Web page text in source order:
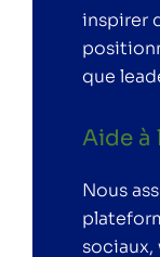
inspirer
que
Aide à
Nous
sociaux,